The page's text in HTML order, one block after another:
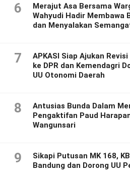
6
Merajut Asa Bersama
Wahyudi Hadir Membawa
dan Menyalakan
7
APKASI Siap Ajukan
ke DPR dan Kemendagri
UU Otonomi Daerah
8
Antusias Bunda Dalam
Pengaktifan Paud
Wangunsari
9
Sikapi Putusan MK 168,
Bandung dan Dorong UU